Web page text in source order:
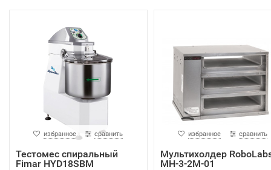
избранное сравнить
Тестомес спиральный
Fimar HYD18SBM
избранное сравнить
Мультихолдер
МН-3-2М-01